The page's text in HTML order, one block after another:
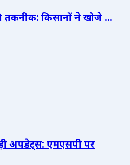
तकनीक: किसानों ने खोजे ...
अपडेट्स: एमएसपी पर